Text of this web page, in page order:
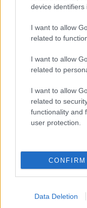
device identifiers
I want to allow
related to
I want to allow
related to
I want to allow
related to
functionality and
user protection.
CONFIRM
Data Deletion
Elindul a
első előzetes dalát
Wylde-ék a Set You
hatvanas évek
ácsoltak, szóval
ME AND THAT